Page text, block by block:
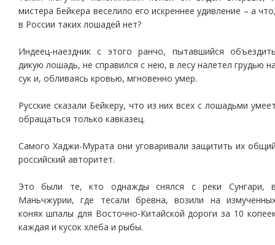
мистера Бейкера веселило его искреннее удивление – а
в России таких лошадей нет?
Индеец-наездник с этого ранчо, пытавшийся
дикую лошадь, не справился с нею, в лесу налетел грудью
сук и, обливаясь кровью, мгновенно умер.
Русские сказали Бейкеру, что из них всех с лошадьми
обращаться только кавказец.
Самого Хаджи-Мурата они уговаривали защитить их
российский авторитет.
Это были те, кто однажды снялся с реки Сунгари,
Маньчжурии, где тесали бревна, возили на
конях шпалы для Восточно-Китайской дороги за 10
каждая и кусок хлеба и рыбы.